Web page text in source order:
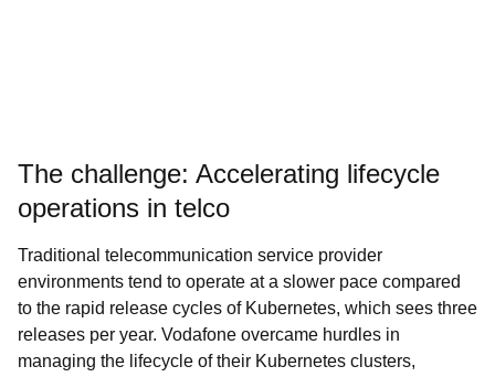
The challenge: Accelerating lifecycle
operations in telco
Traditional telecommunication service provider
environments tend to operate at a slower pace compared
to the rapid release cycles of Kubernetes, which sees three
releases per year. Vodafone overcame hurdles in
managing the lifecycle of their Kubernetes clusters,